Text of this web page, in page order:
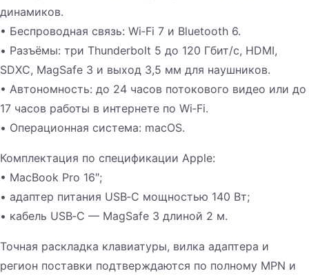
динамиков.
• Беспроводная связь: Wi‑Fi 7 и Bluetooth 6.
• Разъёмы: три Thunderbolt 5 до 120 Гбит/с, HDMI,
SDXC, MagSafe 3 и выход 3,5 мм для наушников.
• Автономность: до 24 часов потокового видео или до
17 часов работы в интернете по Wi‑Fi.
• Операционная система: macOS.
Комплектация по спецификации Apple:
• MacBook Pro 16″;
• адаптер питания USB‑C мощностью 140 Вт;
• кабель USB‑C — MagSafe 3 длиной 2 м.
Точная раскладка клавиатуры, вилка адаптера и
регион поставки подтверждаются по полному MPN и